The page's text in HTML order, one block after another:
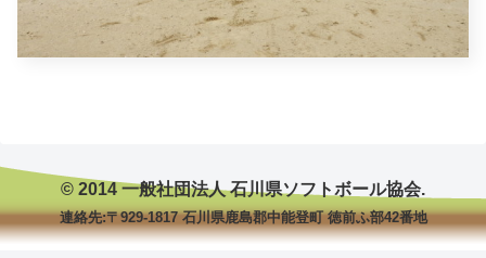
© 2014 一般社団法人 石川県ソフトボール協会.
連絡先:〒929-1817 石川県鹿島郡中能登町 徳前ふ部42番地